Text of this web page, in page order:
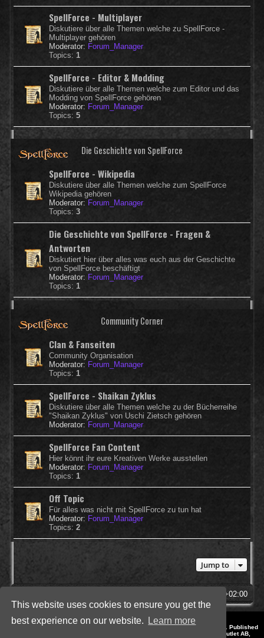
This website uses cookies to ensure you get the
best experience on our website.
Learn more
SpellForce - Multiplayer
Diskutiere über alle Themen welche zu SpellForce -
Multiplayer gehören
Moderator: Forum_Manager
Topics: 1
SpellForce - Editor & Modding
Diskutiere über alle Themen welche zum Editor und das
Modding von SpellForce gehören
Moderator: Forum_Manager
Topics: 5
Die Geschichte von SpellForce
SpellForce - Wikipedia
Diskutiere über alle Themen welche zum SpellForce
Wikipedia gehören
Moderator: Forum_Manager
Topics: 3
Die Geschichte von SpellForce - Fragen &
Antworten
Diskutiert hier über alles was euch aus der Geschichte
von SpellForce beschäftigt
Moderator: Forum_Manager
Topics: 1
Community Corner
Clan & Fanseiten
Community Organisation
Moderator: Forum_Manager
Topics: 1
SpellForce - Shaikan Zyklus
Diskutiere über alle Themen welche zu der Bücherreihe
"Shaikan Zyklus" von Uschi Zietsch gehören
Moderator: Forum_Manager
SpellForce Fan Content
Hier könnt ihr eure Kreativen Werke ausstellen
Moderator: Forum_Manager
Topics: 1
Off Topic
Für alles was nicht mit SpellForce zu tun hat
Moderator: Forum_Manager
Topics: 2
Jump to
UTC+02:00
Style by IT-Huskys for
© 2014-2023 by THQNordic GmbH, Austria. Published
by THQNordic GmbH. SpellForce is a registered trademark of GO Game Outlet AB,